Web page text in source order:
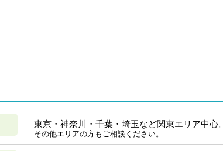
東京・神奈川・千葉・埼玉など関東エリア中心。
その他エリアの方もご相談ください。